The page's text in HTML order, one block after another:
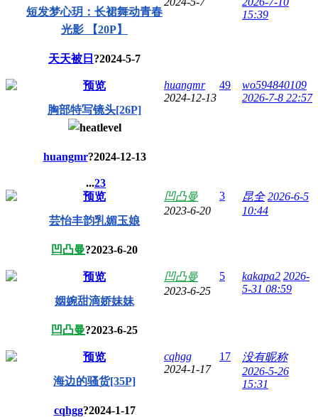
短发梦心玥：长裙舞动青春
光影 【20P】
天天被日 ?2024-5-7
15:39
预览
胸部特写镜头[26P]
huangmr?2024-12-13
...23
huangmr
2024-12-13
49
wo594840109
2026-7-8 22:57
预览
芸怡丰韵乳媚玉娘
凹凸曼?2023-6-20
凹凸曼
2023-6-20
3 昆全 2026-6-5
10:44
预览
姻婉甜滴娇妹妹
凹凸曼?2023-6-25
凹凸曼
2023-6-25
5 kakapa2 2026-
5-31 08:59
预览
海边的骚货[35P]
cqhgg?2024-1-17
cqhgg
2024-1-17
17
没有昵称
2026-5-26
15:31